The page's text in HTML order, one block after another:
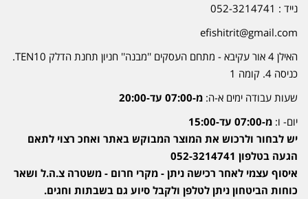
נייד : 052-3214741
efishitrit@gmail.com
האילן 4 אור עקיבא - מתחם העסקים ''מבנה'' חניון תחנת הדלק TEN10.
כניסה 4. קומה 1
שעות עבודה ימים א-ה: מ-07:00 עד-20:00
יום- ו: מ-07:00 עד-15:00
יש לבחור ולרכוש את המוצר המבוקש באתר ואחכ רצוי לתאם
הגעה בטלפון 052-3214741
איסוף עצמי לאחר רכישה ניתן - מקרי חרום - משטרה צ.ה.ל ושאר
כוחות הביטחון ניתן לטלפן ולקבל סיוע גם בשבתות וחגים.